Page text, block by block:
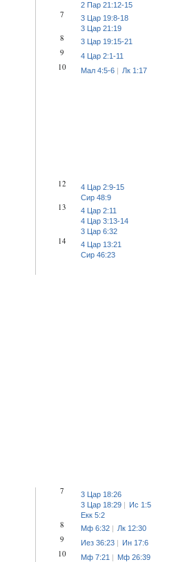
2 Пар 21:12-15
7
3 Цар 19:8-18
3 Цар 21:19
8 3 Цар 19:15-21
9 4 Цар 2:1-11
10 Мал 4:5-6 Лк 1:17
12
4 Цар 2:9-15
Сир 48:9
13
4 Цар 2:11
4 Цар 3:13-14
3 Цар 6:32
14
4 Цар 13:21
Сир 46:23
7
3 Цар 18:26
3 Цар 18:29
Ис 1:5
Екк 5:2
8 Мф 6:32 Лк 12:30
9 Иез 36:23 Ин 17:6
10 Мф 7:21
Мф 26:39